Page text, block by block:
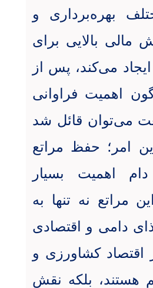
بهره‌برداری و
مالی بالایی برای
می‌کند، پس از
اهمیت فراوانی
می‌توان قائل شد
امر؛ حفظ مراتع
اهمیت بسیار
مراتع نه تنها به
دامی و اقتصادی
اقتصاد کشاورزی و
هستند، بلکه نقش